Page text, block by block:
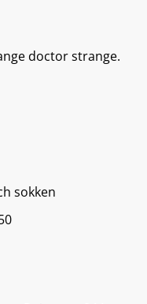
doctor strange.
sokken